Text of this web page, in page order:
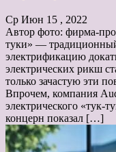
Ср Июн 15 , 2022
Автор фото: фирма-
туки» —
электрификацию
электрических рикш
только зачастую эти
Впрочем, компания
электрического «тук-
концерн показал […]